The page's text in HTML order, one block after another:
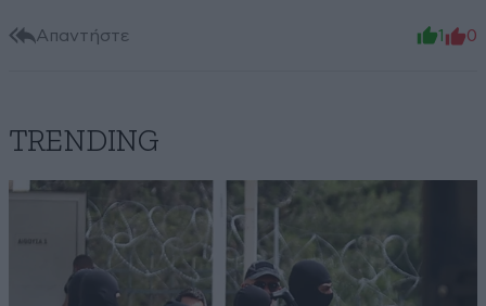
Απαντήστε 1 0
TRENDING